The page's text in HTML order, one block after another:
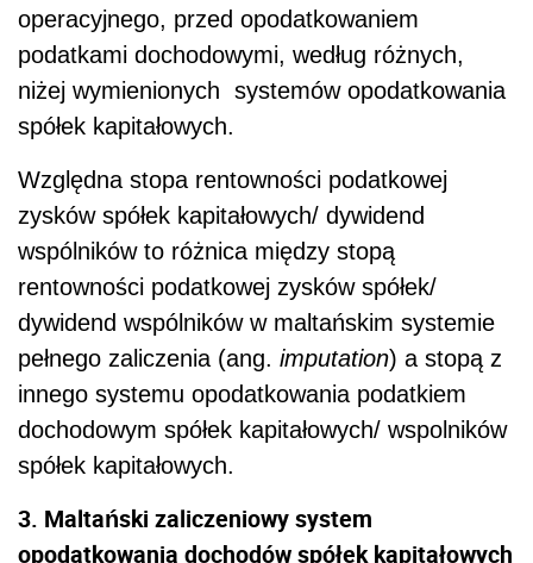
operacyjnego, przed opodatkowaniem
podatkami dochodowymi, według różnych,
niżej wymienionych systemów opodatkowania
spółek kapitałowych.
Względna stopa rentowności podatkowej
zysków spółek kapitałowych/ dywidend
wspólników to różnica między stopą
rentowności podatkowej zysków spółek/
dywidend wspólników w maltańskim systemie
pełnego zaliczenia (ang. imputation) a stopą z
innego systemu opodatkowania podatkiem
dochodowym spółek kapitałowych/ wspolników
spółek kapitałowych.
3. Maltański zaliczeniowy system
opodatkowania dochodów spółek kapitałowych